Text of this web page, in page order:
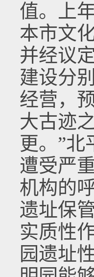
值。上
本市文
并经议
建设分
经营，
大古迹
更。”北
遭受严
机构的
遗址保
实质性
园遗址